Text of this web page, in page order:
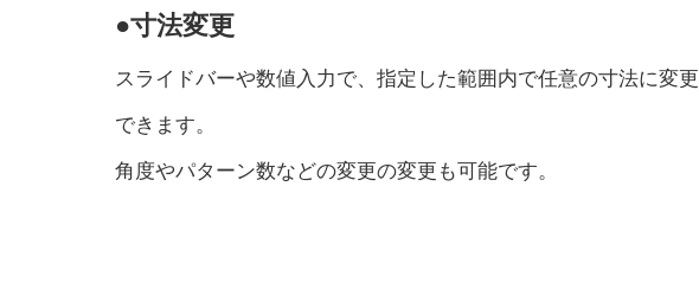
●寸法変更
スライドバーや数値入力で、指定した範囲内で任意の寸法に変更
できます。
角度やパターン数などの変更の変更も可能です。